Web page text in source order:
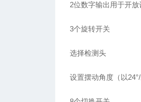
2位数字输出用于开放
3个旋转开关
选择检测头
设置摆动角度（以